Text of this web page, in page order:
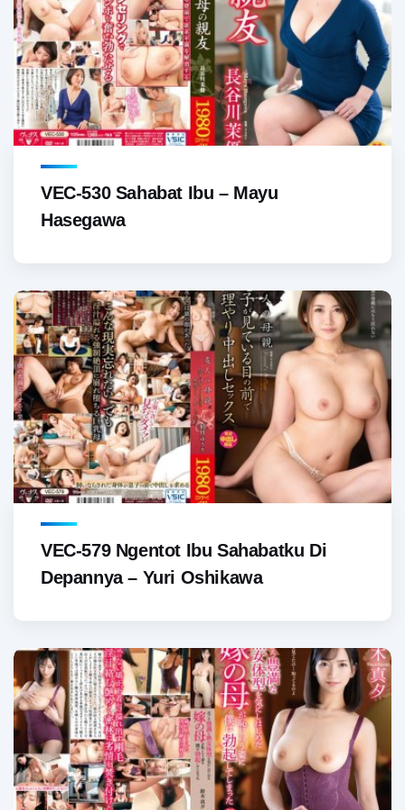
VEC-530 Sahabat Ibu – Mayu
Hasegawa
VEC-579 Ngentot Ibu Sahabatku Di
Depannya – Yuri Oshikawa